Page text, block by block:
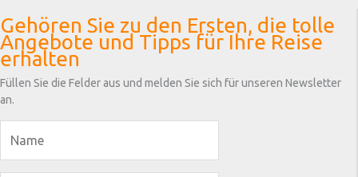
Gehören Sie zu den Ersten, die tolle
Angebote und Tipps für Ihre Reise
erhalten
Füllen Sie die Felder aus und melden Sie sich für unseren Newsletter
an.